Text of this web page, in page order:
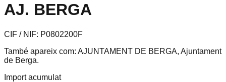
AJ. BERGA
CIF / NIF: P0802200F
També apareix com: AJUNTAMENT DE BERGA, Ajuntament
de Berga.
Import acumulat